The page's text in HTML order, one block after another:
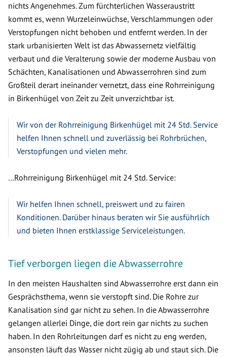
nichts Angenehmes. Zum fürchterlichen Wasseraustritt
kommt es, wenn Wurzeleinwüchse, Verschlammungen oder
Verstopfungen nicht behoben und entfernt werden. In der
stark urbanisierten Welt ist das Abwassernetz vielfältig
verbaut und die Veralterung sowie der moderne Ausbau von
Schächten, Kanalisationen und Abwasserrohren sind zum
Großteil derart ineinander vernetzt, dass eine Rohrreinigung
in Birkenhügel von Zeit zu Zeit unverzichtbar ist.
Wir von der Rohrreinigung Birkenhügel mit 24 Std. Service
helfen Ihnen schnell und zuverlässig bei Rohrbrüchen,
Verstopfungen und vielen mehr.
…Rohrreinigung Birkenhügel mit 24 Std. Service:
Wir helfen Ihnen schnell, preiswert und zu fairen
Konditionen. Darüber hinaus beraten wir Sie ausführlich
und bieten Ihnen erstklassige Serviceleistungen.
Tief verborgen liegen die Abwasserrohre
In den meisten Haushalten sind Abwasserrohre erst dann ein
Gesprächsthema, wenn sie verstopft sind. Die Rohre zur
Kanalisation sind gar nicht zu sehen. In die Abwasserrohre
gelangen allerlei Dinge, die dort rein gar nichts zu suchen
haben. In den Rohrleitungen darf es nicht zu eng werden,
ansonsten läuft das Wasser nicht zügig ab und staut sich. Die